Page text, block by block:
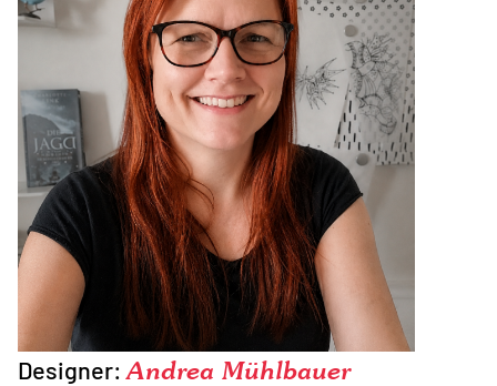
Designer: Andrea Mühlbauer